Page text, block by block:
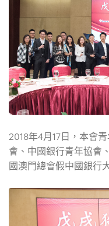
2018年4月17日，本會
會、中國銀行青年協會
國澳門總會假中國銀行